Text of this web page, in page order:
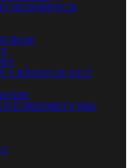
HUDOBNÝCH
Z RÔZNYCH VECÍ
PREDMETY PRE